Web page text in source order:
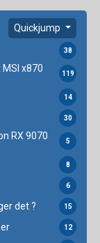
Quickjump
38
x870
119
14
30
RX 9070
5
8
6
det ? 15
12